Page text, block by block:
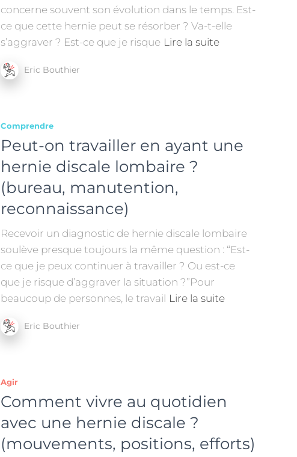
concerne souvent son évolution dans le temps. Est-
ce que cette hernie peut se résorber ? Va-t-elle
s’aggraver ? Est-ce que je risque Lire la suite
Eric Bouthier
Comprendre
Peut-on travailler en ayant une
hernie discale lombaire ?
(bureau, manutention,
reconnaissance)
Recevoir un diagnostic de hernie discale lombaire
soulève presque toujours la même question : “Est-
ce que je peux continuer à travailler ? Ou est-ce
que je risque d’aggraver la situation ?”Pour
beaucoup de personnes, le travail Lire la suite
Eric Bouthier
Agir
Comment vivre au quotidien
avec une hernie discale ?
(mouvements, positions, efforts)